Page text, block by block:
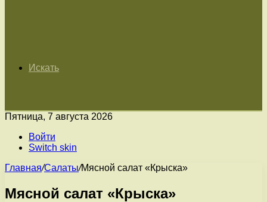
Искать
Пятница, 7 августа 2026
Войти
Switch skin
Главная/Салаты/Мясной салат «Крыска»
Мясной салат «Крыска»